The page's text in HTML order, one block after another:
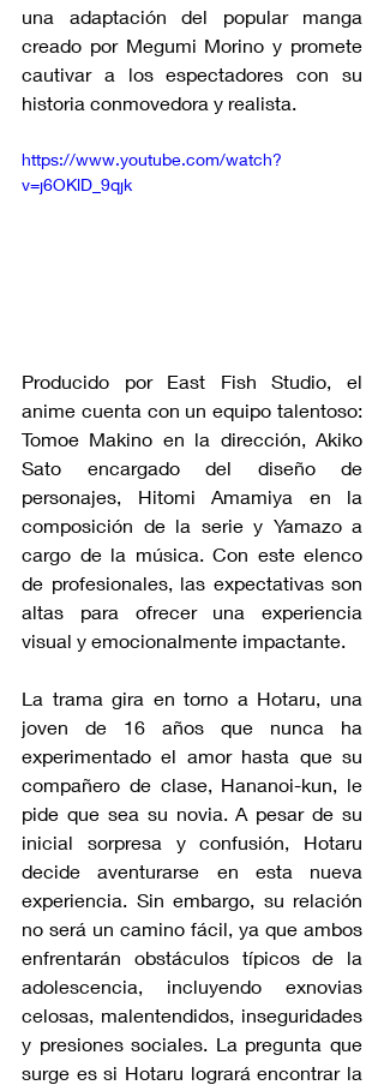
una adaptación del popular manga
creado por Megumi Morino y promete
cautivar a los espectadores con su
historia conmovedora y realista.
https://www.youtube.com/watch?
v=j6OKlD_9qjk
Producido por East Fish Studio, el
anime cuenta con un equipo talentoso:
Tomoe Makino en la dirección, Akiko
Sato encargado del diseño de
personajes, Hitomi Amamiya en la
composición de la serie y Yamazo a
cargo de la música. Con este elenco
de profesionales, las expectativas son
altas para ofrecer una experiencia
visual y emocionalmente impactante.
La trama gira en torno a Hotaru, una
joven de 16 años que nunca ha
experimentado el amor hasta que su
compañero de clase, Hananoi-kun, le
pide que sea su novia. A pesar de su
inicial sorpresa y confusión, Hotaru
decide aventurarse en esta nueva
experiencia. Sin embargo, su relación
no será un camino fácil, ya que ambos
enfrentarán obstáculos típicos de la
adolescencia, incluyendo exnovias
celosas, malentendidos, inseguridades
y presiones sociales. La pregunta que
surge es si Hotaru logrará encontrar la